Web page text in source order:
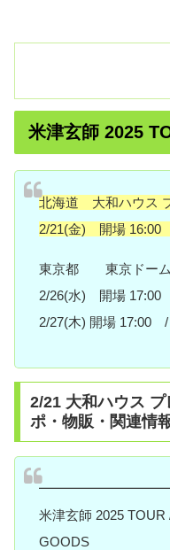
米津玄師 2025
北海道 大和ハウス
2/21(金) 開場
東京都 東京ドーム
2/26(水) 開場
2/27(木) 開場 17:00
2/21 大和ハウス
ポ・物販・関連情
米津玄師 2025 TOUR
GOODS